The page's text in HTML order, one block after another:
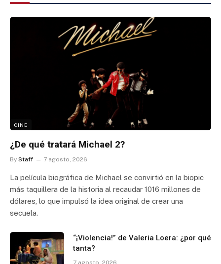
CINE
¿De qué tratará Michael 2?
By Staff 7 agosto, 2026
La película biográfica de Michael se convirtió en la biopic
más taquillera de la historia al recaudar 1016 millones de
dólares, lo que impulsó la idea original de crear una
secuela.
“¡Violencia!” de Valeria Loera: ¿por qué
tanta?
7 agosto, 2026